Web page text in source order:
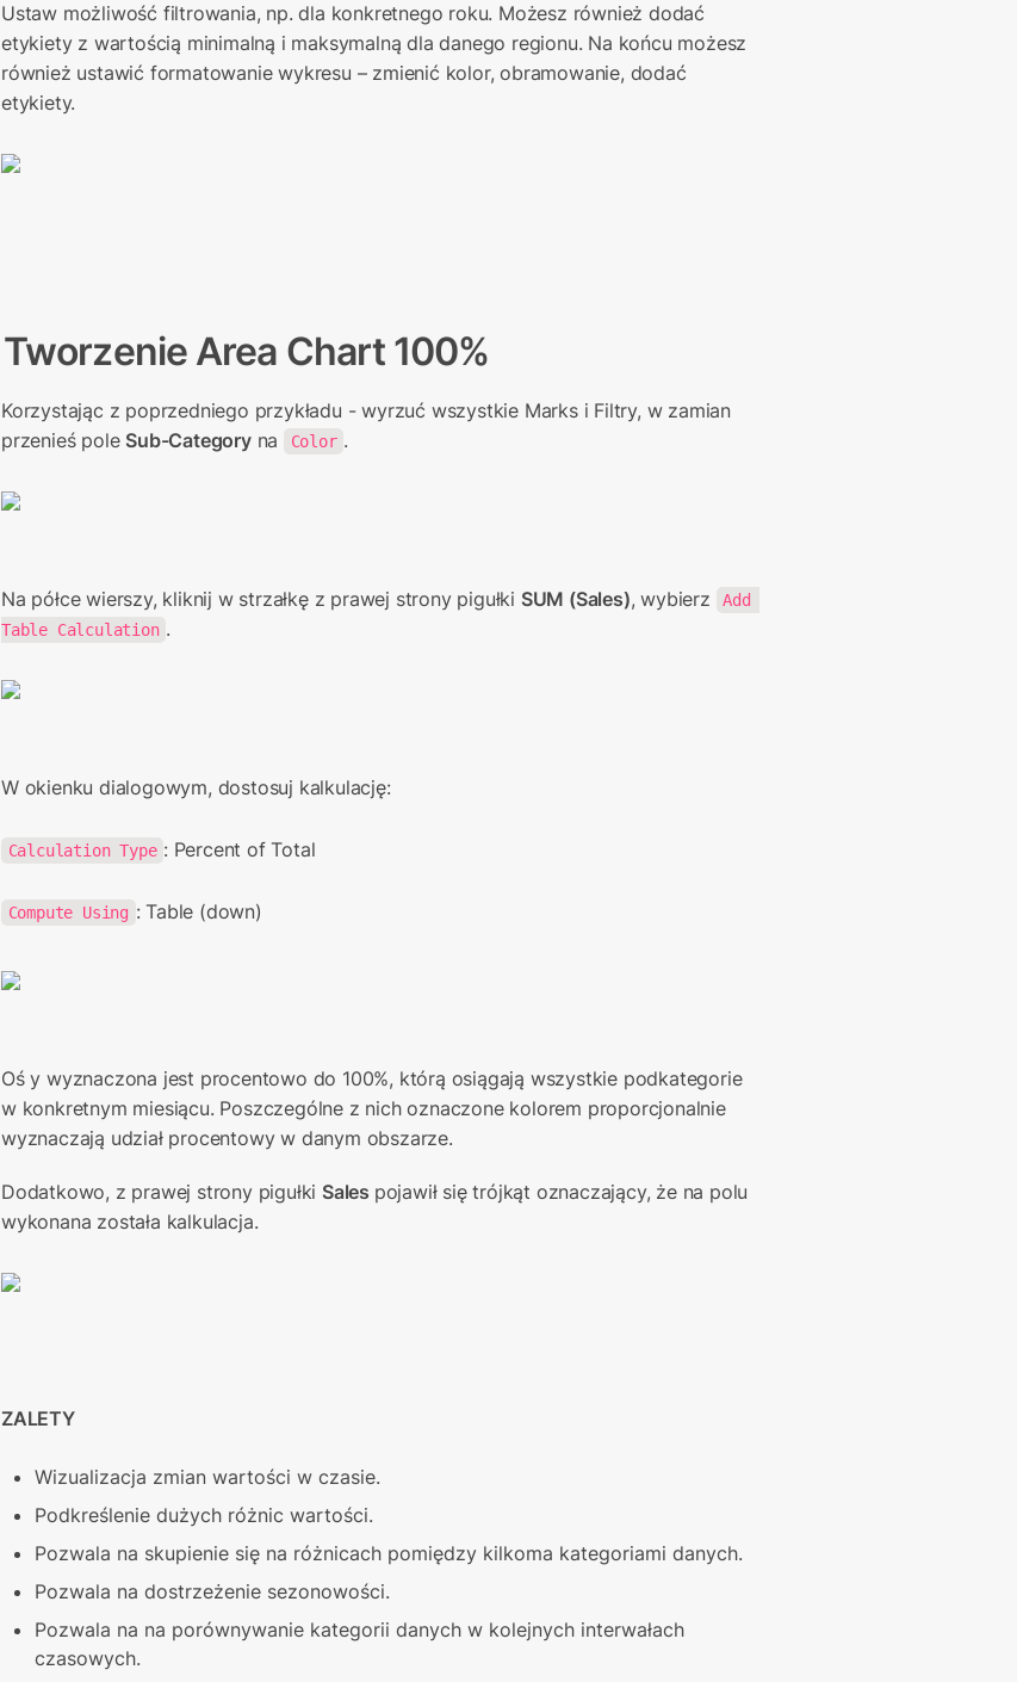
Ustaw możliwość filtrowania, np. dla konkretnego roku. Możesz również dodać
etykiety z wartością minimalną i maksymalną dla danego regionu. Na końcu możesz
również ustawić formatowanie wykresu – zmienić kolor, obramowanie, dodać
etykiety.
Tworzenie Area Chart 100%
Korzystając z poprzedniego przykładu - wyrzuć wszystkie Marks i Filtry, w zamian
przenieś pole Sub-Category na Color .
Na półce wierszy, kliknij w strzałkę z prawej strony pigułki SUM (Sales), wybierz
Add
Table Calculation .
W okienku dialogowym, dostosuj kalkulację:
Calculation Type : Percent of Total
Compute Using : Table (down)
Oś y wyznaczona jest procentowo do 100%, którą osiągają wszystkie podkategorie
w konkretnym miesiącu. Poszczególne z nich oznaczone kolorem proporcjonalnie
wyznaczają udział procentowy w danym obszarze.
Dodatkowo, z prawej strony pigułki Sales pojawił się trójkąt oznaczający, że na polu
wykonana została kalkulacja.
ZALETY
Wizualizacja zmian wartości w czasie.
Podkreślenie dużych różnic wartości.
Pozwala na skupienie się na różnicach pomiędzy kilkoma kategoriami danych.
Pozwala na dostrzeżenie sezonowości.
Pozwala na na porównywanie kategorii danych w kolejnych interwałach
czasowych.